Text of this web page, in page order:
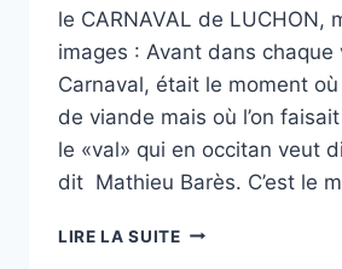
le CARNAVAL de LUCHON,
images : Avant dans chaque
Carnaval, était le moment où
de viande mais où l’on
le «val» qui en occitan veut
dit Mathieu Barès. C’est le
LIRE LA SUITECARNAVAL